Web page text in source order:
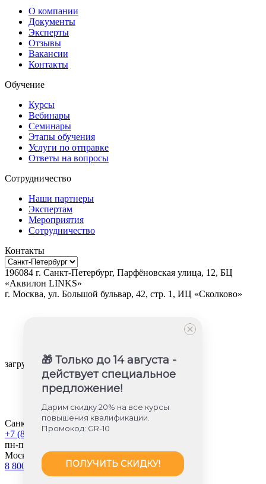
О компании
Документы
Эксперты
Отзывы
Вакансии
Контакты
Обучение
Курсы
Вебинары
Семинары
Этапы обучения
Услуги по отправке
Ответы на вопросы
Сотрудничество
Наши партнеры
Экспертам
Мероприятия
Сотрудничество
Контакты
196084 г. Санкт-Петербург, Парфёновская улица, 12, БЦ
«Аквилон LINKS»
г. Москва, ул. Большой бульвар, 42, стр. 1, ИЦ «Сколково»
загрузка карты...
Санкт-Петербург
+7 (812) 605-85-58
пн-пт с 9:00 до 18:00
Москва
8 800 350-45-56
🎁 Только до 14 августа -
действует специальное
предложение!
Дарим скидку 20% на все курсы
повышения квалификации.
Промокод: GR-10
ПОЛУЧИТЬ СКИДКУ!